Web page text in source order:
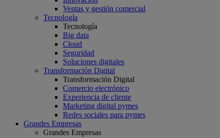
Ventas y gestión comercial
Tecnología
Tecnología
Big data
Cloud
Seguridad
Soluciones digitales
Transformación Digital
Transformación Digital
Comercio electrónico
Experiencia de cliente
Marketing digital pymes
Redes sociales para pymes
Grandes Empresas
Grandes Empresas